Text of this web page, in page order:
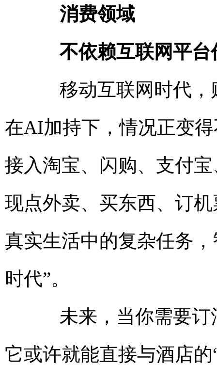
消费领域
不依赖互联网平台
移动互联网时代，
在AI加持下，情况正变
接入淘宝、闪购、支付
现点外卖、买东西、订
真实生活中的复杂任务
时代”。
未来，当你需要订
它或许就能直接与酒店